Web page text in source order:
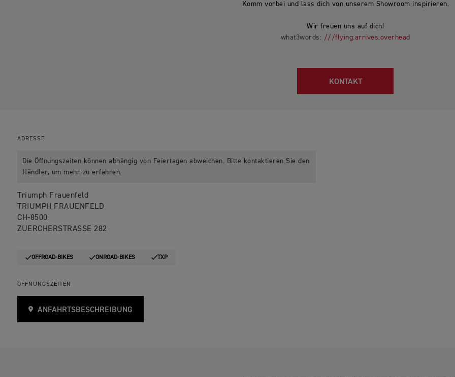
Komm vorbei und lass dich von unserem Showroom inspirieren.
Wir freuen uns auf dich!
what3words: ///flying.arrives.overhead
KONTAKT
ADRESSE
Die Öffnungszeiten können abhängig von Feiertagen abweichen. Bitte kontaktieren Sie den
Händler, um mehr zu erfahren.
Triumph Frauenfeld
TRIUMPH FRAUENFELD
CH-8500
ZUERCHERSTRASSE 282
OFFROAD-BIKES ONROAD-BIKES TXP
ÖFFNUNGSZEITEN
ANFAHRTSBESCHREIBUNG